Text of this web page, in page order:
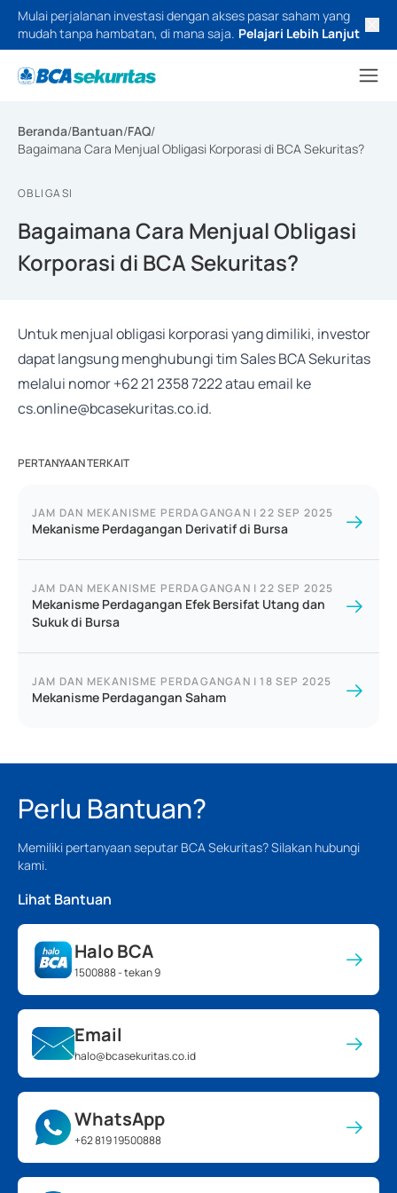
Mulai perjalanan investasi dengan akses pasar saham yang
mudah tanpa hambatan, di mana saja. Pelajari Lebih Lanjut
Beranda/Bantuan/FAQ/
Bagaimana Cara Menjual Obligasi Korporasi di BCA Sekuritas?
OBLIGASI
Bagaimana Cara Menjual Obligasi
Korporasi di BCA Sekuritas?
Untuk menjual obligasi korporasi yang dimiliki, investor
dapat langsung menghubungi tim Sales BCA Sekuritas
melalui nomor+62 21 2358 7222atau email ke
cs.online@bcasekuritas.co.id.
PERTANYAAN TERKAIT
JAM DAN MEKANISME PERDAGANGAN | 22 SEP 2025
Mekanisme Perdagangan Derivatif di Bursa
JAM DAN MEKANISME PERDAGANGAN | 22 SEP 2025
Mekanisme Perdagangan Efek Bersifat Utang dan
Sukuk di Bursa
JAM DAN MEKANISME PERDAGANGAN | 18 SEP 2025
Mekanisme Perdagangan Saham
Perlu Bantuan?
Memiliki pertanyaan seputar BCA Sekuritas? Silakan hubungi
kami.
Lihat Bantuan
Halo BCA
1500888 - tekan 9
Email
halo@bcasekuritas.co.id
WhatsApp
+62 819 19500888